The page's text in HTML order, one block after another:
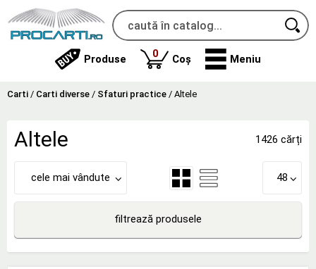
Produse 0produse
Coș Meniu
Carti / Carti diverse / Sfaturi practice / Altele
Altele 1426 cărți
cele mai vândute 48
filtrează produsele